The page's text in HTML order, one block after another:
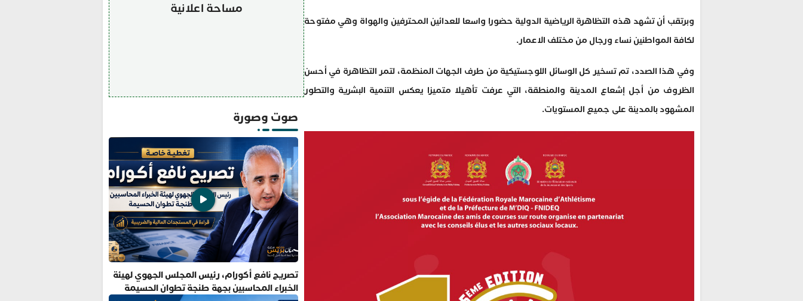
وبرتقب أن تشهد هذه التظاهرة الرياضية الدولية حضورا واسعا للعدائين المحترفين والهواة وهي مفتوحة
لكافة المواطنين نساء ورجال من مختلف الاعمار.
وفي هذا الصدد، تم تسخير كل الوسائل اللوجستيكية من طرف الجهات المنظمة، لتمر التظاهرة في أحسن
الظروف من أجل إشعاع المدينة والمنطقة، التي عرفت تأهيلا متميزا يعكس التنمية البشرية والتطور
المشهود بالمدينة على جميع المستويات.
مساحة اعلانية
صوت وصورة
تصريح نافع أكورام، رئيس المجلس الجهوي لهيئة
الخبراء المحاسبين بجهة طنجة تطوان الحسيمة